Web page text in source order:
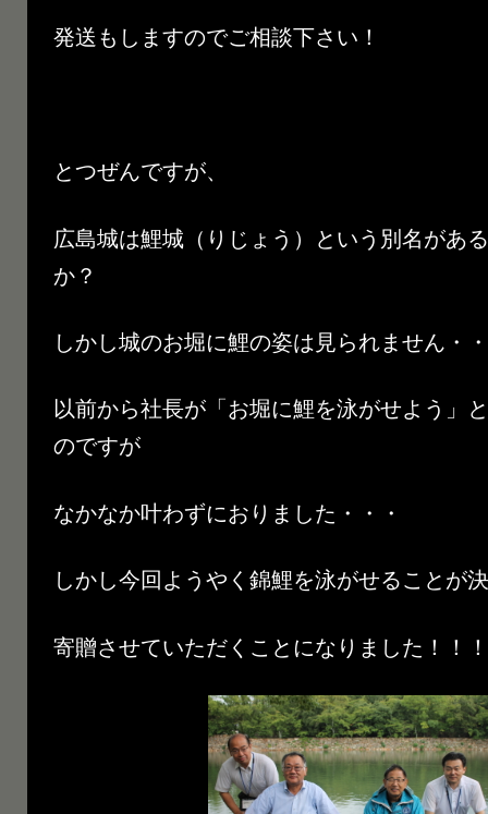
発送もしますのでご相談下さい！
とつぜんですが、
広島城は鯉城（りじょう）という別名があ
か？
しかし城のお堀に鯉の姿は見られません・
以前から社長が「お堀に鯉を泳がせよう」
のですが
なかなか叶わずにおりました・・・
しかし今回ようやく錦鯉を泳がせることが
寄贈させていただくことになりました！！